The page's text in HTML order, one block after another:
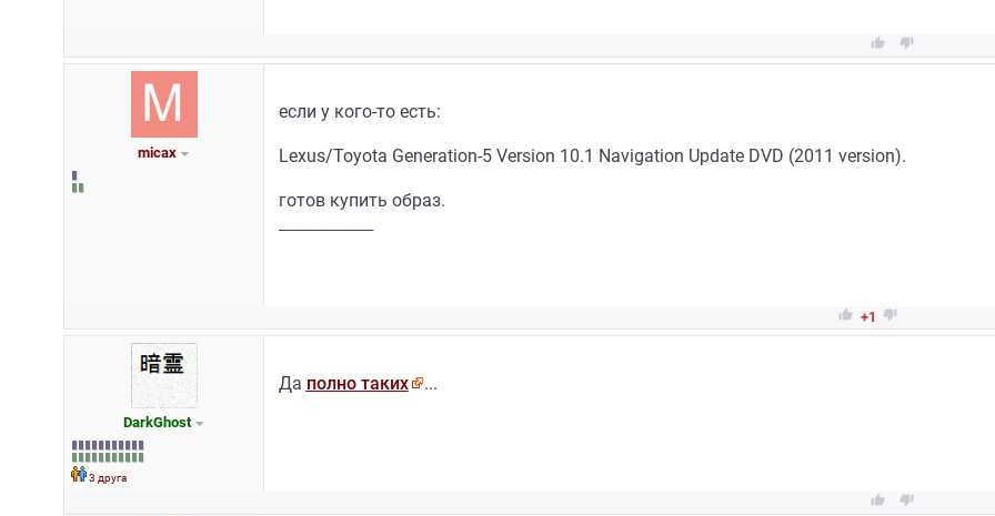
 
micax
если у кого-то есть:
Lexus/Toyota Generation-5 Version 10.1 Navigation Update DVD (2011 version).
готов купить образ.
 +1 
DarkGhost
3 друга
Да полно таких ...
 